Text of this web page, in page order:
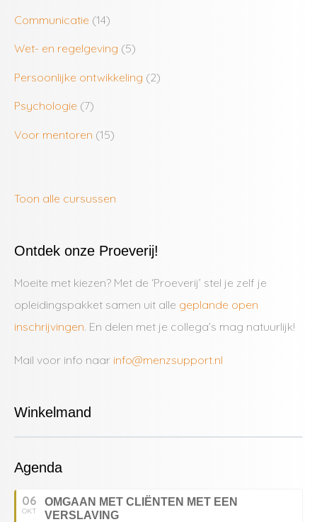
Communicatie (14)
Wet- en regelgeving (5)
Persoonlijke ontwikkeling (2)
Psychologie (7)
Voor mentoren (15)
Toon alle cursussen
Ontdek onze Proeverij!
Moeite met kiezen? Met de ‘Proeverij’ stel je zelf je
opleidingspakket samen uit alle geplande open
inschrijvingen . En delen met je collega’s mag natuurlijk!
Mail voor info naar info@menzsupport.nl
Winkelmand
Agenda
06
OKT
OMGAAN MET CLIËNTEN MET EEN
VERSLAVING